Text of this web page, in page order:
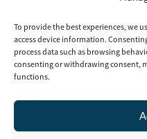
To provide the best experiences, we
access device information.
process data such as browsing
consenting or withdrawing consent,
functions.
Instagram
LinkedIn